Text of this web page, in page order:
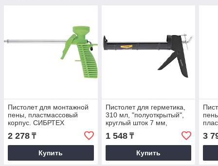
Пистолет для монтажной
пены, пластмассовый
корпус. СИБРТЕХ
2 278 ₸
Купить
Пистолет для герметика,
310 мл, "полуоткрытый",
круглый шток 7 мм,
утолщенные стенки.
SPARTA
1 548₸
Купить
3